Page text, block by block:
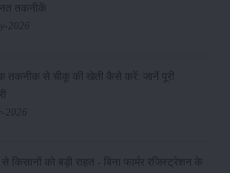
तकनीकें
2026
तकनीक से चीकू की खेती कैसे करें: जानें पूरी
2026
से किसानों को बड़ी राहत - बिना फार्मर रजिस्ट्रेशन के